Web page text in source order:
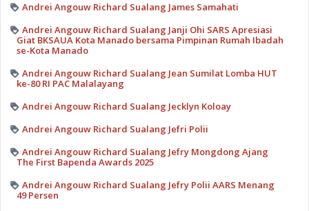
Andrei Angouw Richard Sualang James Samahati
Andrei Angouw Richard Sualang Janji Ohi SARS Apresiasi
Giat BKSAUA Kota Manado bersama Pimpinan Rumah Ibadah
se-Kota Manado
Andrei Angouw Richard Sualang Jean Sumilat Lomba HUT
ke-80 RI PAC Malalayang
Andrei Angouw Richard Sualang Jecklyn Koloay
Andrei Angouw Richard Sualang Jefri Polii
Andrei Angouw Richard Sualang Jefry Mongdong Ajang
The First Bapenda Awards 2025
Andrei Angouw Richard Sualang Jefry Polii AARS Menang
49 Persen